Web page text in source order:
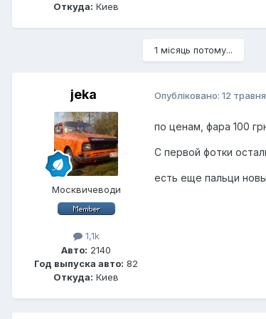
Откуда: Киев
1 місяць потому...
jeka
Москвичеводи
1,1k
Авто: 2140
Год выпуска авто: 82
Откуда: Киев
Опубліковано: 12 травня
по ценам, фара 100
С первой фотки
есть еще пальци